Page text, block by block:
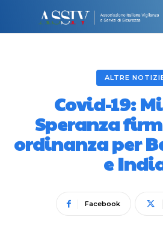
ALTRE
Covid-19:
Speranza
ordinanza per
e
Facebook